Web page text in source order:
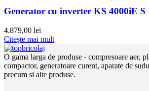
Generator cu inverter KS 4000iE S
4.879,00 lei
Citește mai mult
O gama larga de produse - compresoare aer,
compactor, generatoare curent, aparate de
precum si alte produse.